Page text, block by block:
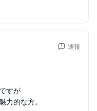
通報
すが
力的な方。